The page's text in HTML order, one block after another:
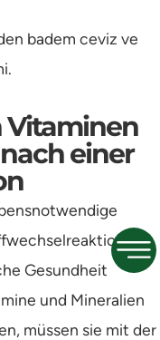
Vitaminen
einer
Gesundheit
und Mineralien
müssen sie mit der